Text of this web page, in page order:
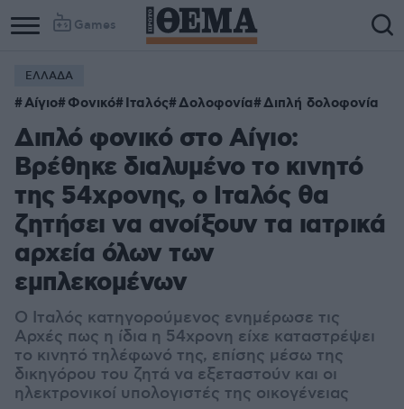
Games
ΕΛΛΑΔΑ
Αίγιο Φονικό Ιταλός Δολοφονία Διπλή δολοφονία
Διπλό φονικό στο Αίγιο:
Βρέθηκε διαλυμένο το κινητό
της 54χρονης, ο Ιταλός θα
ζητήσει να ανοίξουν τα ιατρικά
αρχεία όλων των
εμπλεκομένων
Ο Ιταλός κατηγορούμενος ενημέρωσε τις
Αρχές πως η ίδια η 54χρονη είχε καταστρέψει
το κινητό τηλέφωνό της, επίσης μέσω της
δικηγόρου του ζητά να εξεταστούν και οι
ηλεκτρονικοί υπολογιστές της οικογένειας